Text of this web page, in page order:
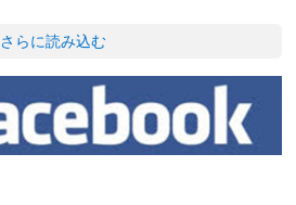
さらに読み込む